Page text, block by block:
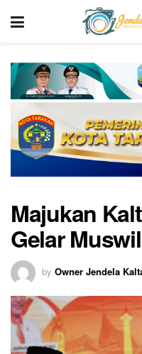
Majukan
Gelar
by Owner Jendela